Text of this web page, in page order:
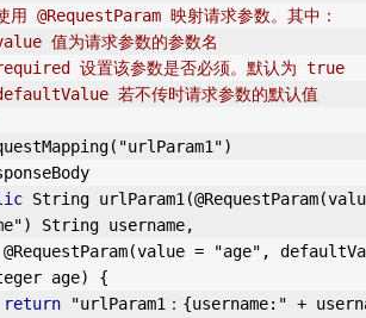
* 使用 @RequestParam 映射请求参数。其中：
* value 值为请求参数的参数名
* required 设置该参数是否必须。默认为 true
* defaultValue 若不传时请求参数的默认值
( "urlParam1")
String urlParam1 (@RequestParam(
) String username,
@RequestParam(value = "age" ,
age)
{
return
"urlParam1：{username:" +